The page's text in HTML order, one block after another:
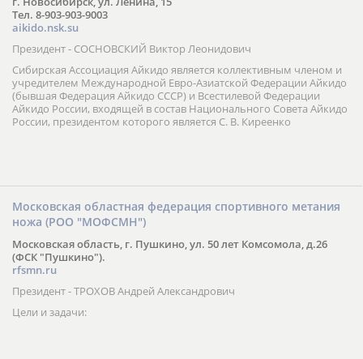
Тел. 8-903-903-9003
aikido.nsk.su
Президент - СОСНОВСКИЙ Виктор Леонидович
Сибирская Ассоциация Айкидо является коллективным членом и
учредителем Международной Евро-Азиатской Федерации Айкидо
(бывшая Федерация Айкидо СССР) и Всестилевой Федерации
Айкидо России, входящей в состав Национального Совета Айкидо
России, президентом которого является С. В. Киреенко
Московская областная федерация спортивного метания
ножа (РОО "МОФСМН")
Московская область, г. Пушкино, ул. 50 лет Комсомола, д.26
(ФСК "Пушкино").
rfsmn.ru
Президент - ТРОХОВ Андрей Александрович
Цели и задачи: